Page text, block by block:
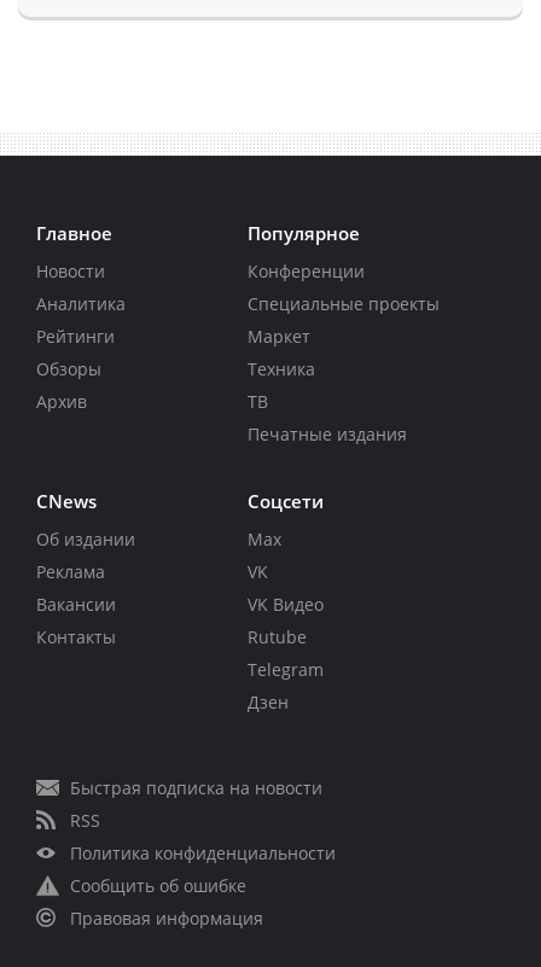
Главное
Новости
Аналитика
Рейтинги
Обзоры
Архив
Популярное
Конференции
Специальные проекты
Маркет
Техника
ТВ
Печатные издания
CNews
Об издании
Реклама
Вакансии
Контакты
Соцсети
Max
VK
VK Видео
Rutube
Telegram
Дзен
Быстрая подписка на новости
RSS
Политика конфиденциальности
Сообщить об ошибке
Правовая информация